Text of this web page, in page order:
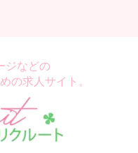
ジなどの
の求人サイト。